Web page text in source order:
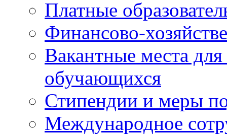
Платные
Финансово-
Вакантные места
обучающихся
Стипендии и меры
Международное